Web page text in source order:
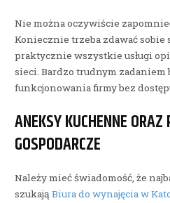
Nie można oczywiście
Koniecznie trzeba zdawać sobie
praktycznie wszystkie usługi
sieci. Bardzo trudnym zadaniem
funkcjonowania firmy bez
ANEKSY KUCHENNE ORAZ
GOSPODARCZE
Należy mieć świadomość, że
szukająBiura do wynajęcia w